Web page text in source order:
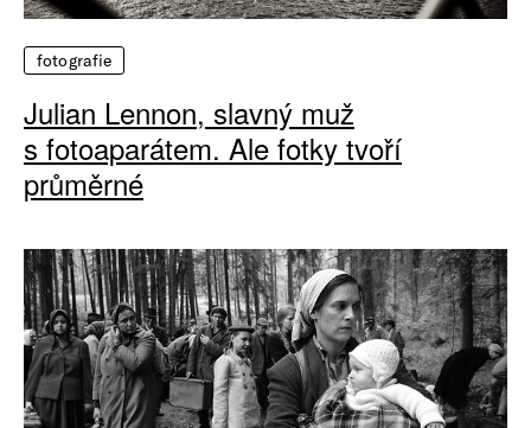
fotografie
Julian Lennon, slavný muž
s fotoaparátem. Ale fotky tvoří
průměrné